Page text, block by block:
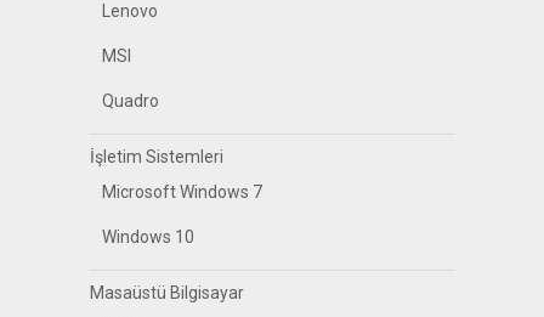
Lenovo
MSI
Quadro
İşletim Sistemleri
Microsoft Windows 7
Windows 10
Masaüstü Bilgisayar